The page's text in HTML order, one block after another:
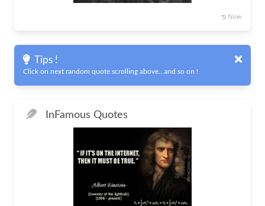
Now
Tips !
Click on next random quote scrolling above.. and so on !
In Famous Quotes